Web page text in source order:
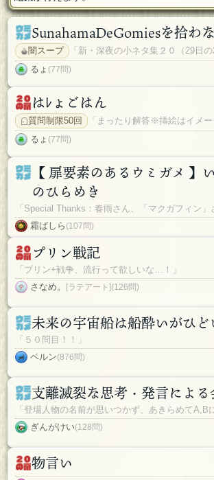
SunahamaDeGomiesを拾わ
闇スープ
「新・深夜の小ネタ集２０（29日の
るょ (77問)
はﾚょごはん
質問制限50回
「まったり解答※挿絵はイメー
るょ (77問)
【 扉要素のあるウミガメ 】
のひらめき
「Special Thanks：春雨さん、「マクガフィン」
霜ばしら (107問)
プリン戦記
「プリン+戦争、流行って欲しいな…！」
さなめ。 [ラテアート](126問)
未来の宇宙船は船酔いがひど
「５０問目！！」
ベルン(876問)
支離滅裂な思考・発言によ
「登場人物の名前が思いつかず、あきらめてA,B
ぎんがけい(128問)
物言い